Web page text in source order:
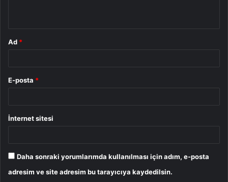
Ad *
E-posta *
İnternet sitesi
Daha sonraki yorumlarımda kullanılması için adım, e-posta
adresim ve site adresim bu tarayıcıya kaydedilsin.